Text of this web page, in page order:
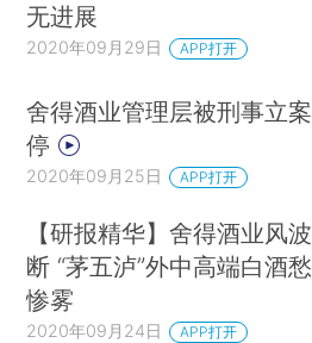
无进展
2020年09月29日 APP打开
舍得酒业管理层被刑事立
停
2020年09月25日 APP打开
【研报精华】舍得酒业风
断 “茅五泸”外中高端白酒
惨雾
2020年09月24日 APP打开